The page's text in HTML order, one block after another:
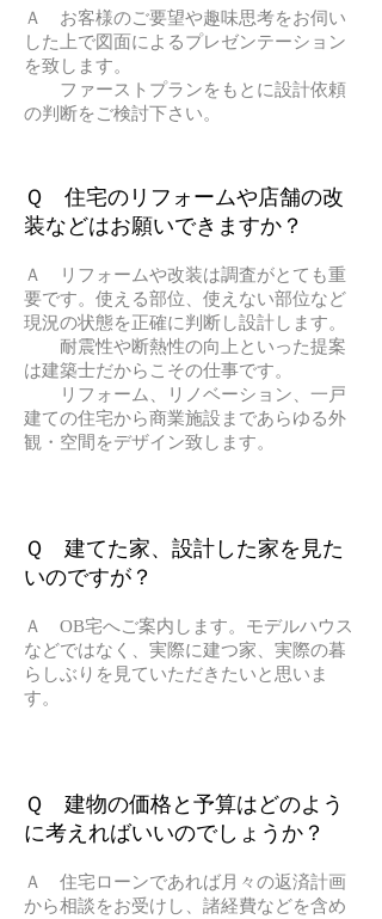
Ａ お客様のご要望や趣味思考をお伺い
した上で図面によるプレゼンテーション
を致します。
ファーストプランをもとに設計依頼
の判断をご検討下さい。
Ｑ 住宅のリフォームや店舗の改
装などはお願いできますか？
Ａ リフォームや改装は調査がとても重
要です。使える部位、使えない部位など
現況の状態を正確に判断し設計します。
耐震性や断熱性の向上といった提案
は建築士だからこその仕事です。
リフォーム、リノベーション、一戸
建ての住宅から商業施設まであらゆる外
観・空間をデザイン致します。
Ｑ 建てた家、設計した家を見た
いのですが？
Ａ OB宅へご案内します。モデルハウス
などではなく、実際に建つ家、実際の暮
らしぶりを見ていただきたいと思いま
す。
Ｑ 建物の価格と予算はどのよう
に考えればいいのでしょうか？
Ａ 住宅ローンであれば月々の返済計画
から相談をお受けし、諸経費などを含め